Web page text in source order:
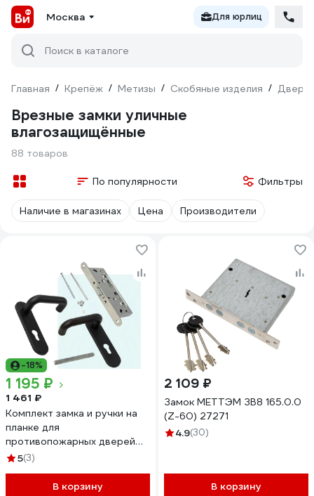
Москва Для юрлиц
Поиск в каталоге
Главная / Крепёж / Метизы / Скобяные изделия /
Врезные замки уличные
влагозащищённые
88 товаров
По популярности Фильтры
Наличие в магазинах Цена Производители
-18%
1 195 ₽
1 461 ₽
Комплект замка и ручки на
планке для
противопожарных дверей
ELEMENTIS ELM172MP
5(3)
В корзину
2 109 ₽
Замок МЕТТЭМ ЗВ8 165.0.0
(Z-60) 27271
4.9(30)
В корзину